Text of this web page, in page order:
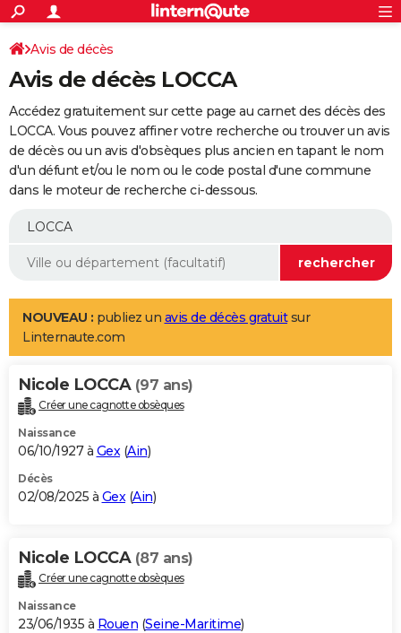
ACTUALITÉS
Politique
Société
Faits Divers
Education
Monde
Villes
+
SPORT
Coupe du monde 2026
Football
Tennis
Cyclisme
Rugby
Forum
Programme TV
TNTStreaming
Cinéma
Sorties cinéma
Musique
+
FINANCE
Retraite
Impôts
Epargne
Immobilier
Risques naturels par ville
Banque
Assurance
Crédit
AUTO
Essais
Réserver un essai
Citadines
Berlines
SUV
Forum auto
+
Mobiles
Meilleur smartphone
Internet
Ordinateurs
Jeux vidéo
Guide high-tech
Aménagement intérieur
LIFESTYLE
Art de vivre
Bien-être
Loisirs
Mode
Modes de vie
Alimentation
Guide de la santé
Maladies
Médicaments
Sommeil
VOYAGE
Destinations
City break
Voyage nature
Voyage de noces
Forum
Climat
+PHOTO
GUIDES D'ACHAT
BONS PLANS
Carte de Noël
Carte Bonne année
Carte Saint-Valentin
Carte Pâques
Carte d'anniversaire
DICTIONNAIRE
Dictionnaire
Biographies
Citations
Expressions
Proverbes
PROGRAMME TV
Avis de décès
Avis de décès LOCCA
Accédez gratuitement sur cette page au carnet des décès des
LOCCA. Vous pouvez affiner votre recherche ou trouver un avis
de décès ou un avis d'obsèques plus ancien en tapant le nom
d'un défunt et/ou le nom ou le code postal d'une commune
dans le moteur de recherche ci-dessous.
NOUVEAU : publiez un avis de décès gratuitsur
Linternaute.com
Nicole LOCCA (97 ans)
Créer une cagnotte obsèques
Naissance
06/10/1927 à Gex(Ain)
Décès
02/08/2025 à Gex(Ain)
Nicole LOCCA (87 ans)
Créer une cagnotte obsèques
Naissance
23/06/1935 à Rouen (Seine-Maritime)